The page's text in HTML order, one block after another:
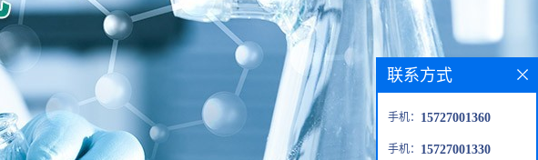
联系方式
手机： 15727001360
手机： 15727001330